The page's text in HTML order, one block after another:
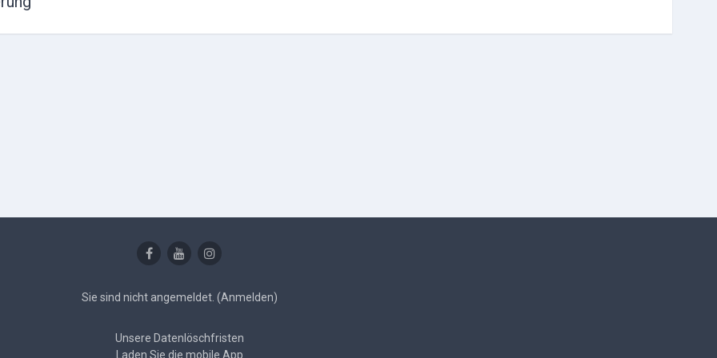
Sie sind nicht angemeldet. (Anmelden)
Unsere Datenlöschfristen
Laden Sie die mobile App